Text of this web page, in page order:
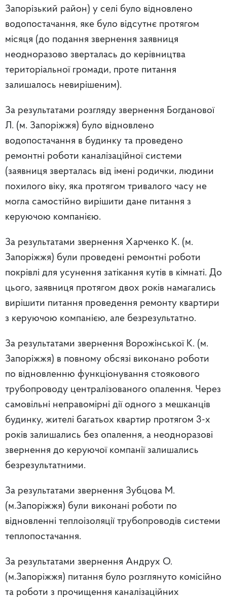
Запорізький район) у селі було відновлено
водопостачання, яке було відсутнє протягом
місяця (до подання звернення заявниця
неодноразово зверталась до керівництва
територіальної громади, проте питання
залишалось невирішеним).
За результатами розгляду звернення Богданової
Л. (м. Запоріжжя) було відновлено
водопостачання в будинку та проведено
ремонтні роботи каналізаційної системи
(заявниця зверталась від імені родички, людини
похилого віку, яка протягом тривалого часу не
могла самостійно вирішити дане питання з
керуючою компанією.
За результатами звернення Харченко К. (м.
Запоріжжя) були проведені ремонтні роботи
покрівлі для усунення затікання кутів в кімнаті. До
цього, заявниця протягом двох років намагались
вирішити питання проведення ремонту квартири
з керуючою компанією, але безрезультатно.
За результатами звернення Ворожінської К. (м.
Запоріжжя) в повному обсязі виконано роботи
по відновленню функціонування стоякового
трубопроводу централізованого опалення. Через
самовільні неправомірні дії одного з мешканців
будинку, жителі багатьох квартир протягом 3-х
років залишались без опалення, а неодноразові
звернення до керуючої компанії залишались
безрезультатними.
За результатами звернення Зубцова М.
(м.Запоріжжя) були виконані роботи по
відновленні теплоізоляції трубопроводів системи
теплопостачання.
За результатами звернення Андрух О.
(м.Запоріжжя) питання було розглянуто комісійно
та роботи з прочищення каналізаційних